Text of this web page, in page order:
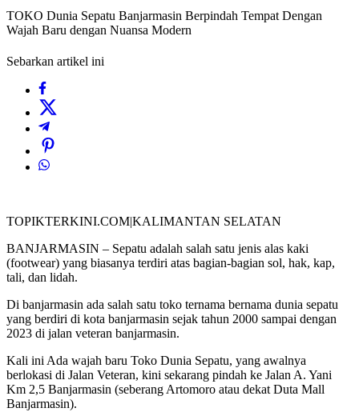
TOKO Dunia Sepatu Banjarmasin Berpindah Tempat Dengan
Wajah Baru dengan Nuansa Modern
Sebarkan artikel ini
TOPIKTERKINI.COM|KALIMANTAN SELATAN
BANJARMASIN – Sepatu adalah salah satu jenis alas kaki
(footwear) yang biasanya terdiri atas bagian-bagian sol, hak, kap,
tali, dan lidah.
Di banjarmasin ada salah satu toko ternama bernama dunia sepatu
yang berdiri di kota banjarmasin sejak tahun 2000 sampai dengan
2023 di jalan veteran banjarmasin.
Kali ini Ada wajah baru Toko Dunia Sepatu, yang awalnya
berlokasi di Jalan Veteran, kini sekarang pindah ke Jalan A. Yani
Km 2,5 Banjarmasin (seberang Artomoro atau dekat Duta Mall
Banjarmasin).